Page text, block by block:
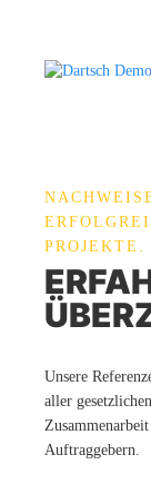
PROJEKTE.
Unsere
aller
Auftraggebern.